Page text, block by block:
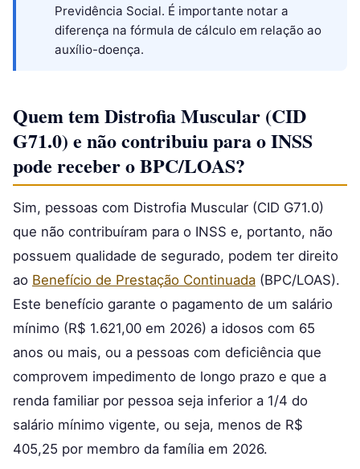
Previdência Social. É importante notar a
diferença na fórmula de cálculo em relação ao
auxílio-doença.
Quem tem Distrofia Muscular (CID
G71.0) e não contribuiu para o INSS
pode receber o BPC/LOAS?
Sim, pessoas com Distrofia Muscular (CID G71.0)
que não contribuíram para o INSS e, portanto, não
possuem qualidade de segurado, podem ter direito
ao Benefício de Prestação Continuada (BPC/LOAS).
Este benefício garante o pagamento de um salário
mínimo (R$ 1.621,00 em 2026) a idosos com 65
anos ou mais, ou a pessoas com deficiência que
comprovem impedimento de longo prazo e que a
renda familiar por pessoa seja inferior a 1/4 do
salário mínimo vigente, ou seja, menos de R$
405,25 por membro da família em 2026.